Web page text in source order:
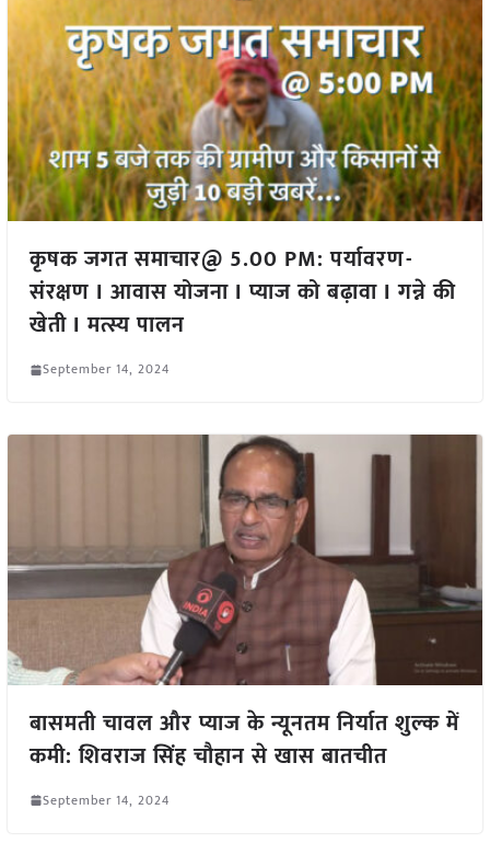
कृषक जगत समाचार@ 5.00 PM: पर्यावरण-
संरक्षण I आवास योजना I प्याज को बढ़ावा I गन्ने की
खेती I मत्स्य पालन
September 14, 2024
बासमती चावल और प्याज के न्यूनतम निर्यात शुल्क में
कमी: शिवराज सिंह चौहान से खास बातचीत
September 14, 2024